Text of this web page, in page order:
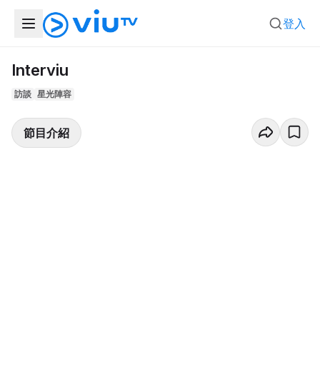
登入
Interviu
訪談 星光陣容
節目介紹